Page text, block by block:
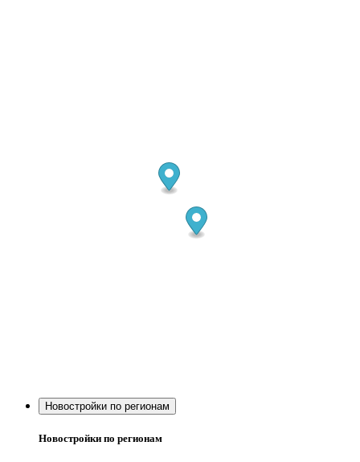
Новостройки по регионам
Новостройки по регионам